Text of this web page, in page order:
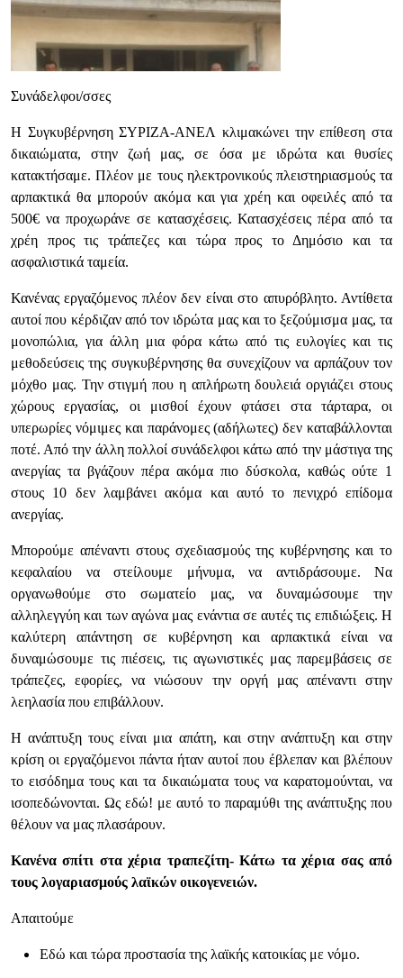
Συνάδελφοι/σσες
Η Συγκυβέρνηση ΣΥΡΙΖΑ-ΑΝΕΛ κλιμακώνει την επίθεση στα
δικαιώματα, στην ζωή μας, σε όσα με ιδρώτα και θυσίες
κατακτήσαμε. Πλέον με τους ηλεκτρονικούς πλειστηριασμούς τα
αρπακτικά θα μπορούν ακόμα και για χρέη και οφειλές από τα
500€ να προχωράνε σε κατασχέσεις. Κατασχέσεις πέρα από τα
χρέη προς τις τράπεζες και τώρα προς το Δημόσιο και τα
ασφαλιστικά ταμεία.
Κανένας εργαζόμενος πλέον δεν είναι στο απυρόβλητο. Αντίθετα
αυτοί που κέρδιζαν από τον ιδρώτα μας και το ξεζούμισμα μας, τα
μονοπώλια, για άλλη μια φόρα κάτω από τις ευλογίες και τις
μεθοδεύσεις της συγκυβέρνησης θα συνεχίζουν να αρπάζουν τον
μόχθο μας. Την στιγμή που η απλήρωτη δουλειά οργιάζει στους
χώρους εργασίας, οι μισθοί έχουν φτάσει στα τάρταρα, οι
υπερωρίες νόμιμες και παράνομες (αδήλωτες) δεν καταβάλλονται
ποτέ. Από την άλλη πολλοί συνάδελφοι κάτω από την μάστιγα της
ανεργίας τα βγάζουν πέρα ακόμα πιο δύσκολα, καθώς ούτε 1
στους 10 δεν λαμβάνει ακόμα και αυτό το πενιχρό επίδομα
ανεργίας.
Μπορούμε απέναντι στους σχεδιασμούς της κυβέρνησης και το
κεφαλαίου να στείλουμε μήνυμα, να αντιδράσουμε. Να
οργανωθούμε στο σωματείο μας, να δυναμώσουμε την
αλληλεγγύη και των αγώνα μας ενάντια σε αυτές τις επιδιώξεις. Η
καλύτερη απάντηση σε κυβέρνηση και αρπακτικά είναι να
δυναμώσουμε τις πιέσεις, τις αγωνιστικές μας παρεμβάσεις σε
τράπεζες, εφορίες, να νιώσουν την οργή μας απέναντι στην
λεηλασία που επιβάλλουν.
Η ανάπτυξη τους είναι μια απάτη, και στην ανάπτυξη και στην
κρίση οι εργαζόμενοι πάντα ήταν αυτοί που έβλεπαν και βλέπουν
το εισόδημα τους και τα δικαιώματα τους να καρατομούνται, να
ισοπεδώνονται. Ως εδώ! με αυτό το παραμύθι της ανάπτυξης που
θέλουν να μας πλασάρουν.
Κανένα σπίτι στα χέρια τραπεζίτη- Κάτω τα χέρια σας από
τους λογαριασμούς λαϊκών οικογενειών.
Απαιτούμε
Εδώ και τώρα προστασία της λαϊκής κατοικίας με νόμο.